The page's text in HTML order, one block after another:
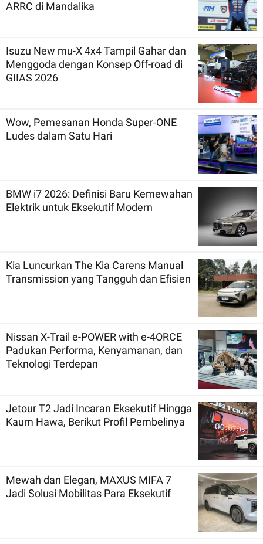
ARRC di Mandalika
Isuzu New mu-X 4x4 Tampil Gahar dan
Menggoda dengan Konsep Off-road di
GIIAS 2026
Wow, Pemesanan Honda Super-ONE
Ludes dalam Satu Hari
BMW i7 2026: Definisi Baru Kemewahan
Elektrik untuk Eksekutif Modern
Kia Luncurkan The Kia Carens Manual
Transmission yang Tangguh dan Efisien
Nissan X-Trail e-POWER with e-4ORCE
Padukan Performa, Kenyamanan, dan
Teknologi Terdepan
Jetour T2 Jadi Incaran Eksekutif Hingga
Kaum Hawa, Berikut Profil Pembelinya
Mewah dan Elegan, MAXUS MIFA 7
Jadi Solusi Mobilitas Para Eksekutif